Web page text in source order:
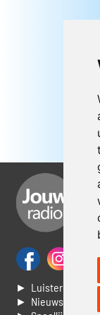
► Luisteren naar
► Nieuws